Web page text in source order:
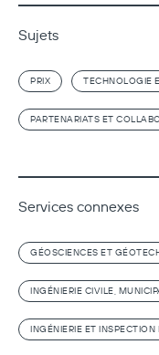
Sujets
PRIX TECHNOLOGIE
PARTENARIATS ET
Services connexes
GÉOSCIENCES ET
INGÉNIERIE CIVILE,
INGÉNIERIE ET